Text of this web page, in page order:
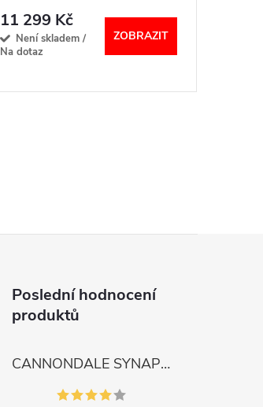
11 299 Kč
Není skladem /
Na dotaz
ZOBRAZIT
Poslední hodnocení
produktů
CANNONDALE SYNAPSE CARBON 4